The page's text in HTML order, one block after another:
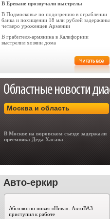
В Ереване прозвучали выстрелы
В Подмосковье по подозрению в ограблении
банка и похищении 18 млн рублей задержаны
четверо уроженцев Армении
В грабителя-армянина в Калифорнии
выстрелил хозяин дома
Москва и область
В Москве на воровском съезде задержали
преемника Деда Хасана
Авто-еркир
Абсолютно новая «Нива»: АвтоВАЗ
приступил к работе